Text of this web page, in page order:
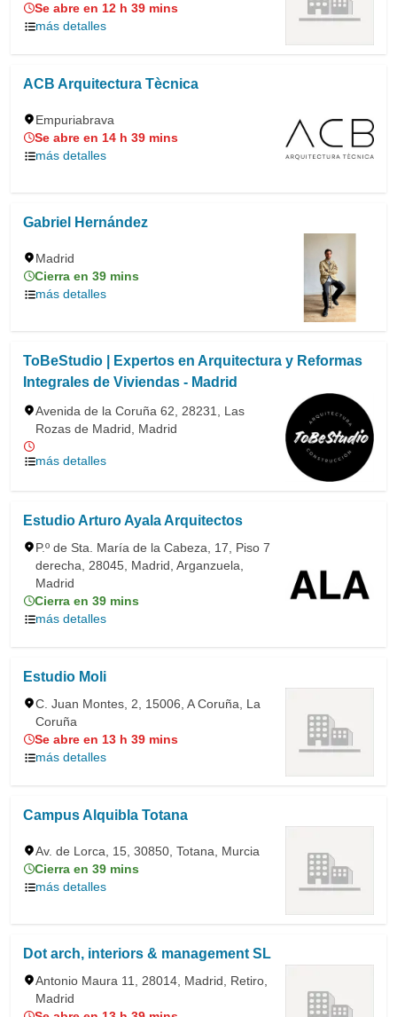
Se abre en 12 h 39 mins
más detalles
ACB Arquitectura Tècnica
Empuriabrava
Se abre en 14 h 39 mins
más detalles
Gabriel Hernández
Madrid
Cierra en 39 mins
más detalles
ToBeStudio | Expertos en Arquitectura y Reformas
Integrales de Viviendas - Madrid
Avenida de la Coruña 62, 28231, Las
Rozas de Madrid, Madrid
más detalles
Estudio Arturo Ayala Arquitectos
P.º de Sta. María de la Cabeza, 17, Piso 7
derecha, 28045, Madrid, Arganzuela,
Madrid
Cierra en 39 mins
más detalles
Estudio Moli
C. Juan Montes, 2, 15006, A Coruña, La
Coruña
Se abre en 13 h 39 mins
más detalles
Campus Alquibla Totana
Av. de Lorca, 15, 30850, Totana, Murcia
Cierra en 39 mins
más detalles
Dot arch, interiors & management SL
Antonio Maura 11, 28014, Madrid, Retiro,
Madrid